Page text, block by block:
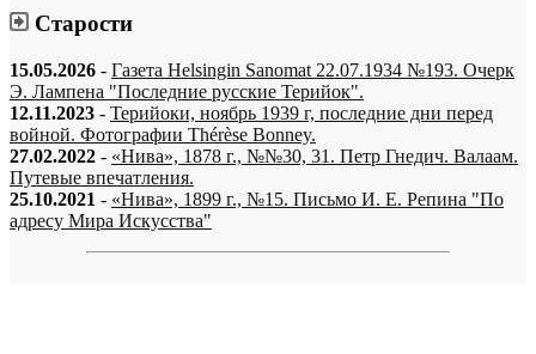
Старости
15.05.2026 - Газета Helsingin Sanomat 22.07.1934 №193. Очерк
Э. Лампена "Последние русские Терийок".
12.11.2023 - Терийоки, ноябрь 1939 г, последние дни перед
войной. Фотографии Thérèse Bonney.
27.02.2022 - «Нива», 1878 г., №№30, 31. Петр Гнедич. Валаам.
Путевые впечатления.
25.10.2021 - «Нива», 1899 г., №15. Письмо И. Е. Репина "По
адресу Мира Искусства"